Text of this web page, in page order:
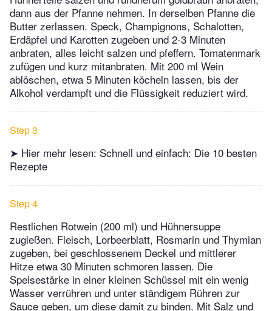
dann aus der Pfanne nehmen. In derselben Pfanne die
Butter zerlassen. Speck, Champignons, Schalotten,
Erdäpfel und Karotten zugeben und 2-3 Minuten
anbraten, alles leicht salzen und pfeffern. Tomatenmark
zufügen und kurz mitanbraten. Mit 200 ml Wein
ablöschen, etwa 5 Minuten köcheln lassen, bis der
Alkohol verdampft und die Flüssigkeit reduziert wird.
Step 3
➤ Hier mehr lesen: Schnell und einfach: Die 10 besten
Rezepte
Step 4
Restlichen Rotwein (200 ml) und Hühnersuppe
zugießen. Fleisch, Lorbeerblatt, Rosmarin und Thymian
zugeben, bei geschlossenem Deckel und mittlerer
Hitze etwa 30 Minuten schmoren lassen. Die
Speisestärke in einer kleinen Schüssel mit ein wenig
Wasser verrühren und unter ständigem Rühren zur
Sauce geben, um diese damit zu binden. Mit Salz und